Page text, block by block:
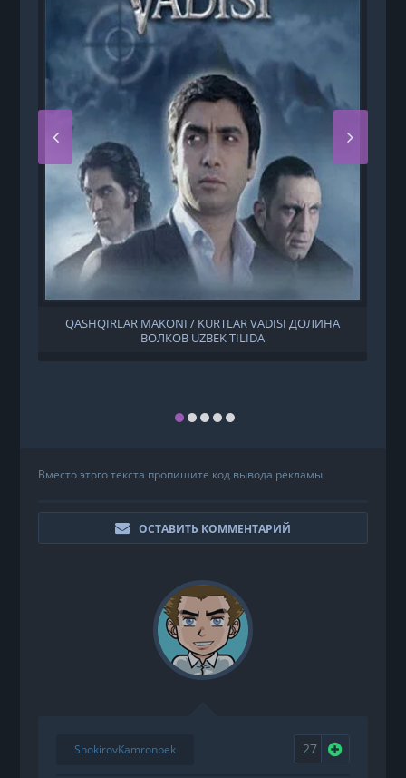
QASHQIRLAR MAKONI / KURTLAR VADISI ДОЛИНА
ВОЛКОВ UZBEK TILIDA
Вместо этого текста пропишите код вывода рекламы.
ОСТАВИТЬ КОММЕНТАРИЙ
ShokirovKamronbek 27 Нравится